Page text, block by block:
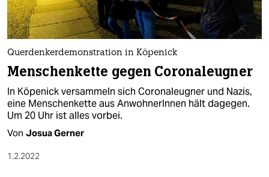
Querdenkerdemonstration in Köpenick
Menschenkette gegen Coronaleugner
In Köpenick versammeln sich Coronaleugner und Nazis,
eine Menschenkette aus AnwohnerInnen hält dagegen.
Um 20 Uhr ist alles vorbei.
Von Josua Gerner
1.2.2022